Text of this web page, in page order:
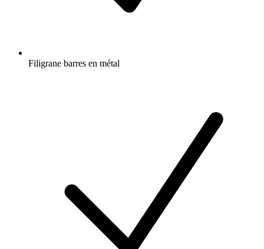
Filigrane barres en métal